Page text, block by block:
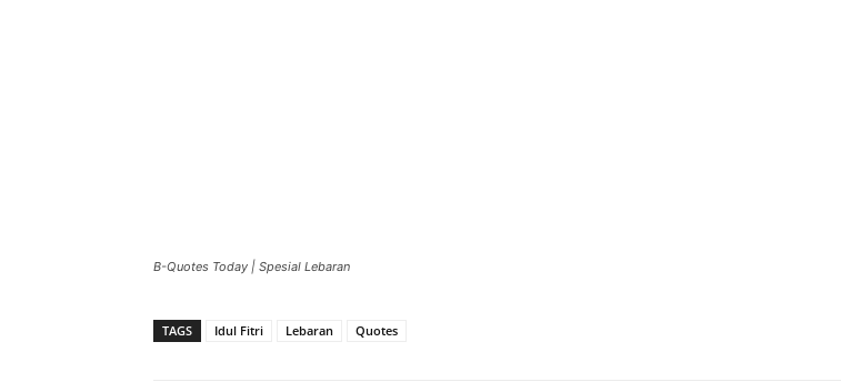
B-Quotes Today | Spesial Lebaran
TAGS Idul Fitri Lebaran Quotes